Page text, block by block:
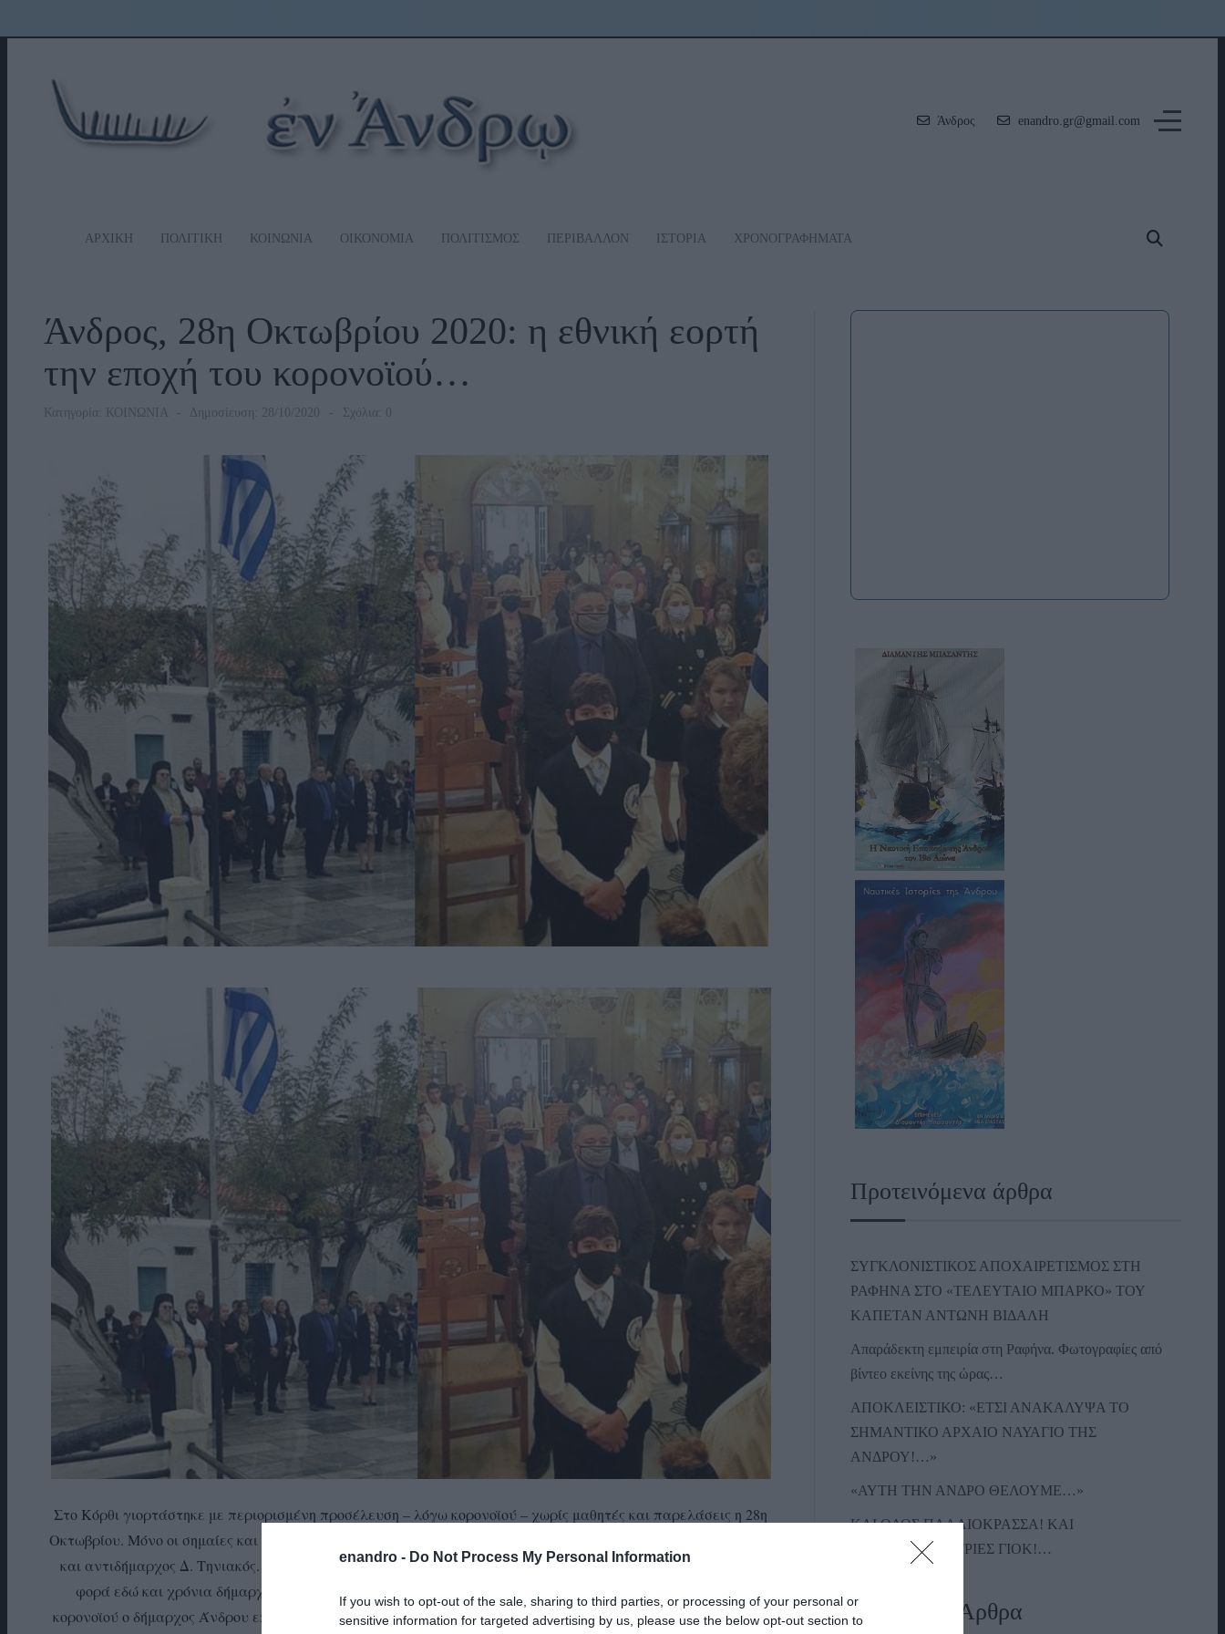
enandro - Do Not Process My Personal Information
If you wish to opt-out of the sale, sharing to third parties, or processing of your personal or
sensitive information for targeted advertising by us, please use the below opt-out section to
Άνδρος enandro.gr@gmail.com
ΑΡΧΙΚΗ ΠΟΛΙΤΙΚΗ ΚΟΙΝΩΝΙΑ ΟΙΚΟΝΟΜΙΑ ΠΟΛΙΤΙΣΜΟΣ ΠΕΡΙΒΑΛΛΟΝ ΙΣΤΟΡΙΑ ΧΡΟΝΟΓΡΑΦΗΜΑΤΑ
Άνδρος, 28η Οκτωβρίου 2020: η εθνική εορτή
την εποχή του κορονοϊού…
Κατηγορία: ΚΟΙΝΩΝΙΑ Δημοσίευση: 28/10/2020 Σχόλια: 0
Στο Κόρθι γιορτάστηκε με περιορισμένη προσέλευση – λόγω κορονοϊού – χωρίς μαθητές και παρελάσεις η 28η
Οκτωβρίου. Μόνο οι σημαίες και οι παραστάτες από μαθητές, λίγος κόσμος και οι επίσημοι. Ο δήμαρχος Άνδρου
και αντιδήμαρχος Δ. Τηνιακός. Εκφράζοντας την έκπληξη του ο ιερέας του Αγίου Νικολάου είπε πως πρώτη
φορά εδώ και χρόνια δήμαρχος Άνδρου παραβρέθηκε σε δοξολογία στο Κόρθι. Στην δύσκολη εποχή του
κορονοϊού ο δήμαρχος Άνδρου επέλεξε να παραβρεθεί στο εκτός των φωτών της επικαιρότητας Κόρθι. Γιατί η
Προτεινόμενα άρθρα
ΣΥΓΚΛΟΝΙΣΤΙΚΟΣ ΑΠΟΧΑΙΡΕΤΙΣΜΟΣ ΣΤΗ
ΡΑΦΗΝΑ ΣΤΟ «ΤΕΛΕΥΤΑΙΟ ΜΠΑΡΚΟ» ΤΟΥ
ΚΑΠΕΤΑΝ ΑΝΤΩΝΗ ΒΙΔΑΛΗ
Απαράδεκτη εμπειρία στη Ραφήνα. Φωτογραφίες από
βίντεο εκείνης της ώρας…
ΑΠΟΚΛΕΙΣΤΙΚΟ: «ΕΤΣΙ ΑΝΑΚΑΛΥΨΑ ΤΟ
ΣΗΜΑΝΤΙΚΟ ΑΡΧΑΙΟ ΝΑΥΑΓΙΟ ΤΗΣ
ΑΝΔΡΟΥ!…»
«ΑΥΤΗ ΤΗΝ ΑΝΔΡΟ ΘΕΛΟΥΜΕ…»
ΚΑΙ ΟΔΟΣ ΠΑΛΑIΟΚΡΑΣΣΑ! ΚΑΙ
ΑΝΕΜΟΓΕΝΝΗΤΡΙΕΣ ΓΙΟΚ!…
Πρόσφατα Άρθρα